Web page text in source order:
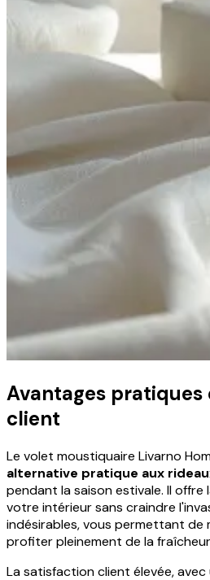
Avantages
client
Le volet moustiquaire Livarno
alternative pratique aux
pendant la saison estivale. Il
votre intérieur sans craindre
indésirables, vous permettant de
profiter pleinement de la
La satisfaction client élevée,